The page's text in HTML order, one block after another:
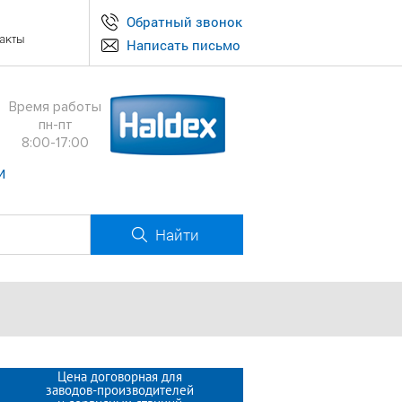
Обратный звонок
Написать письмо
Время работы
пн-пт
8:00-17:00
Найти
Цена договорная для
заводов-производителей